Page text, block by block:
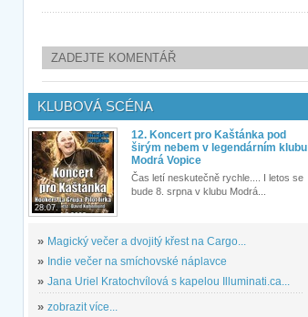
ZADEJTE KOMENTÁŘ
KLUBOVÁ SCÉNA
28.07.
12. Koncert pro Kaštánka pod
širým nebem v legendárním klubu
Modrá Vopice
Čas letí neskutečně rychle.... I letos se
bude 8. srpna v klubu Modrá...
» Magický večer a dvojitý křest na Cargo...
» Indie večer na smíchovské náplavce
» Jana Uriel Kratochvílová s kapelou Illuminati.ca...
» zobrazit více...